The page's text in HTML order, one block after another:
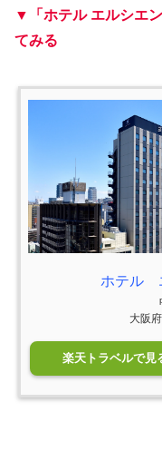
▼「ホテル エルシエ
てみる
ホテル
大阪
楽天トラベルで見